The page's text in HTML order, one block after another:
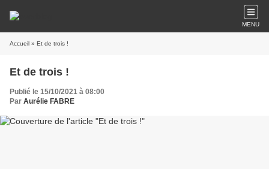
MENU
Accueil » Et de trois !
Et de trois !
Publié le 15/10/2021 à 08:00
Par Aurélie FABRE